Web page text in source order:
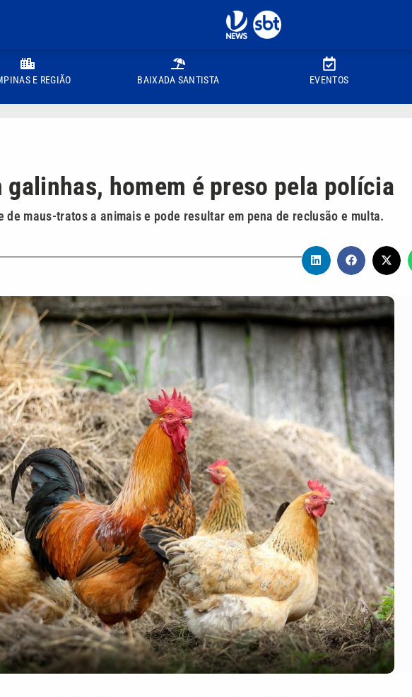
E REGIÃO BAIXADA SANTISTA EVENTOS
homem é preso pela polícia
maus-tratos a animais e pode resultar em pena de reclusão e multa.